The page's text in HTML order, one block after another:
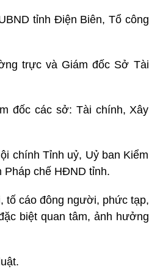
tỉnh Điện Biên, Tổ công
trực và Giám đốc Sở Tài
đốc các sở: Tài chính, Xây
chính Tỉnh uỷ, Uỷ ban Kiểm
Pháp chế HĐND tỉnh.
tố cáo đông người, phức tạp,
biệt quan tâm, ảnh hưởng